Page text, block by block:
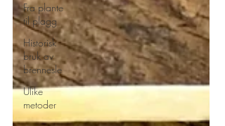
Fra plante
til plagg
Historisk
bruk av
brennesle
Ulike
metoder